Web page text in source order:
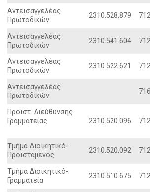
Aντεισαγγελέας
Πρωτοδικών
2310.528.879
Aντεισαγγελέας
Πρωτοδικών
2310.541.604
Aντεισαγγελέας
Πρωτοδικών
2310.522.621
Aντεισαγγελέας
Πρωτοδικών
Προϊστ. Διεύθυνσης
Γραμματείας
2310.520.096
Tμήμα Διοικητικό-
Προϊστάμενος
2310.520.092
Tμήμα Διοικητικό-
Γραμματεία
2310.510.675